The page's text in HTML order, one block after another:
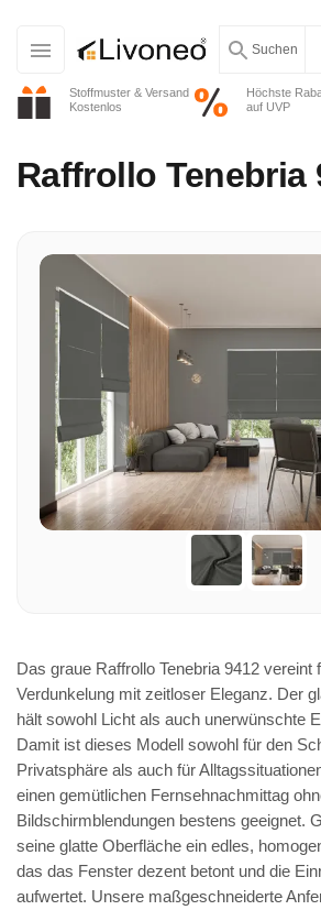
Stoffmuster & Versand
Kostenlos
Höchste
auf UVP
Suchen
Raffrollo Tenebria
Das graue Raffrollo Tenebria 9412 vereint
Verdunkelung mit zeitloser Eleganz. Der
hält sowohl Licht als auch unerwünschte
Damit ist dieses Modell sowohl für den
Privatsphäre als auch für
einen gemütlichen Fernsehnachmittag
Bildschirmblendungen bestens geeignet.
seine glatte Oberfläche ein edles,
das das Fenster dezent betont und die
aufwertet. Unsere maßgeschneiderte